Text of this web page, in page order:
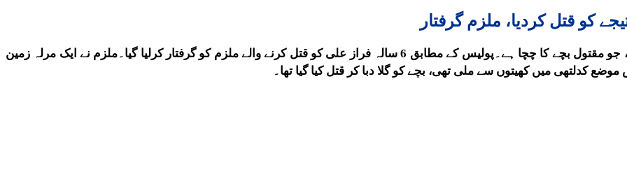
کو قتل کردیا، ملزم گرفتار
جھنگ میں 6 سالہ بچے کو قتل کرنے والے ملزم کو گرفتار کرلیا گیا، جو مقتول بچے کا چچا ہے۔پولیس کے مطابق 6 سالہ فراز علی کو قتل کرنے والے ملزم کو گرفتار کرلیا گیا۔ملزم نے ایک مرلہ زمین